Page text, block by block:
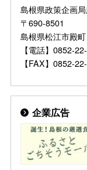
島根県政策企画
〒690-8501
島根県松江市
【電話】0852-
【FAX】0852-
企業広告